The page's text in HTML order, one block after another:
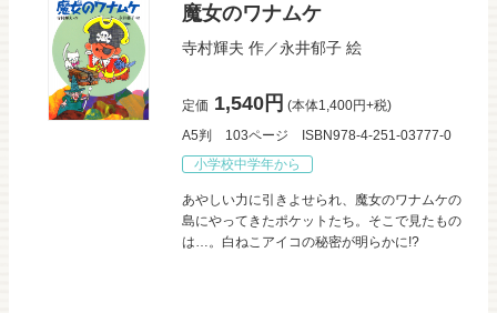
魔女のワナムケ
寺村輝夫 作／永井郁子 絵
定価 1,540円 (本体1,400円+税)
A5判
103ページ
ISBN978-4-251-03777-0
小学校中学年から
あやしい力に引きよせられ、魔女のワナムケの
島にやってきたポケットたち。そこで見たもの
は…。白ねこアイコの秘密が明らかに!?